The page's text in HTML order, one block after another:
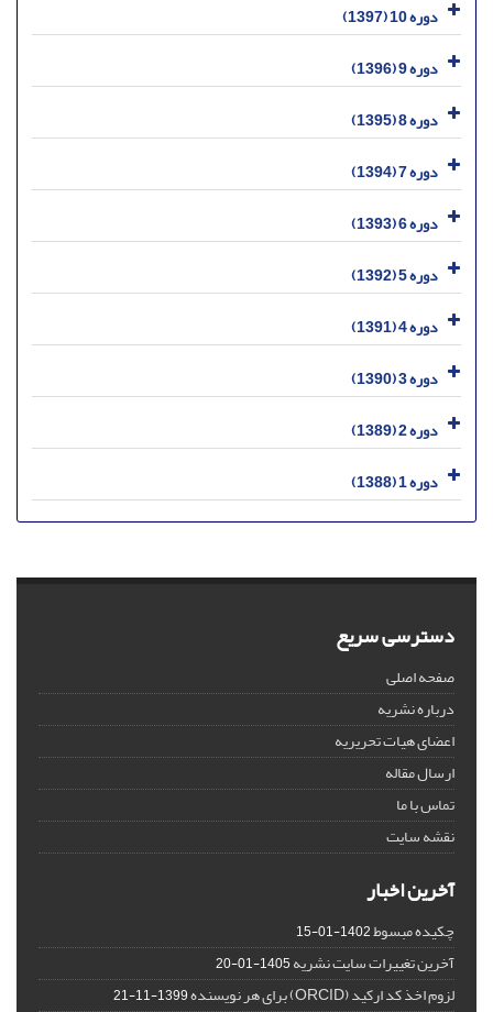
دوره 10 (1397)
دوره 9 (1396)
دوره 8 (1395)
دوره 7 (1394)
دوره 6 (1393)
دوره 5 (1392)
دوره 4 (1391)
دوره 3 (1390)
دوره 2 (1389)
دوره 1 (1388)
دسترسی سریع
صفحه اصلی
درباره نشریه
اعضای هیات تحریریه
ارسال مقاله
تماس با ما
نقشه سایت
آخرین اخبار
چکیده مبسوط1402-01-15
آخرین تغییرات سایت نشریه1405-01-20
لزوم اخذ کد ارکید (ORCID) برای هر نویسنده 1399-11-21